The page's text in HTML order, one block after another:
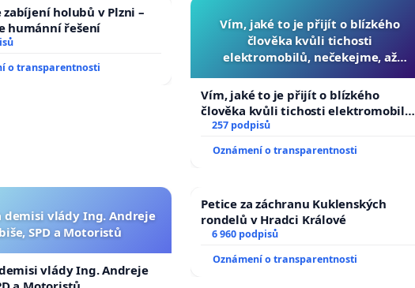
zabíjení holubů v Plzni –
humánní řešení
o transparentnosti
Vím, jaké to je přijít o blízkého
člověka kvůli tichosti
elektromobilů, nečekejme, až
auta!
Vím, jaké to je přijít o blízkého
člověka kvůli tichosti elektromobilů,
nečekejme, až přibydou další,
257 podpisů
Oznámení o transparentnosti
demisi vlády Ing. Andreje
SPD a Motoristů
vlády Ing. Andreje
Petice za záchranu Kuklenských
rondelů v Hradci Králové
6 960 podpisů
Oznámení o transparentnosti